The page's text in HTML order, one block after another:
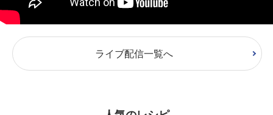
ライブ配信一覧へ